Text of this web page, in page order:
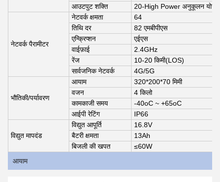
आउटपुट शक्ति
20-High Power अनुकूलन योग्य
नेटवर्क पैरामीटर
नेटवर्क क्षमता
64
तिथि दर
82 एमबीपीएस
एन्क्रिप्शन
एईएस
वाईफ़ाई
2.4GHz
रेंज
10-20 किमी(LOS)
सार्वजनिक नेटवर्क
4G/5G
भौतिकी/पर्यावरण
आयाम
320*200*70 मिमी
वजन
4 किलो
कामकाजी समय
-40oC ~ +65oC
आईपी रेटिंग
IP66
विद्युत मापदंड
विद्युत आपूर्ति
16.8V
बैटरी क्षमता
13Ah
बिजली की खपत
≤60W
आयाम